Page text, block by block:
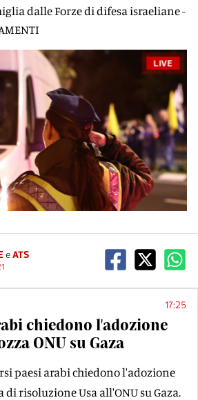
dalle Forze di difesa israeliane -
LIVE
eATS
17:25
chiedono l'adozione
ONU su Gaza
paesi arabi chiedono l'adozione
di risoluzione Usa all'ONU su Gaza.